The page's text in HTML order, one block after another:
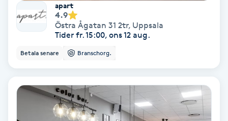
IR-massage
K18
Katun fransar
apart
4.9
Östra Ågatan 31 2tr, Uppsala
Tider fr. 15:00, ons 12 aug.
Betala senare Branschorg.